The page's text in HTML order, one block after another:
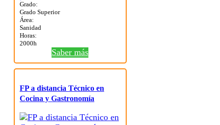
Grado:
Grado Superior
Área:
Sanidad
Horas:
2000h
Saber más
FP a distancia Técnico en
Cocina y Gastronomía